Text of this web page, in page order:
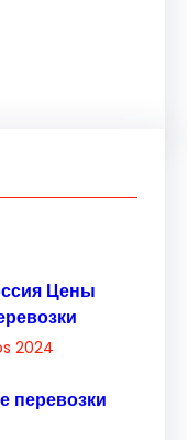
Цены
2024
перевозки